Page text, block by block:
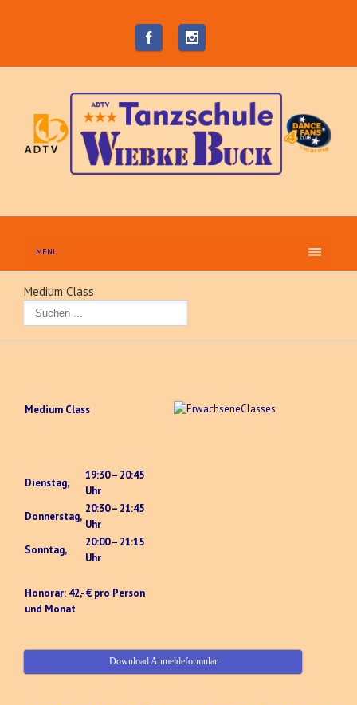
MENU
Medium Class
Medium Class
Dienstag,
19:30 – 20:45
Uhr
Donnerstag,
20:30 – 21:45
Uhr
Sonntag,
20:00 – 21:15
Uhr
Honorar: 42,- € pro Person
und Monat
Download Anmeldeformular